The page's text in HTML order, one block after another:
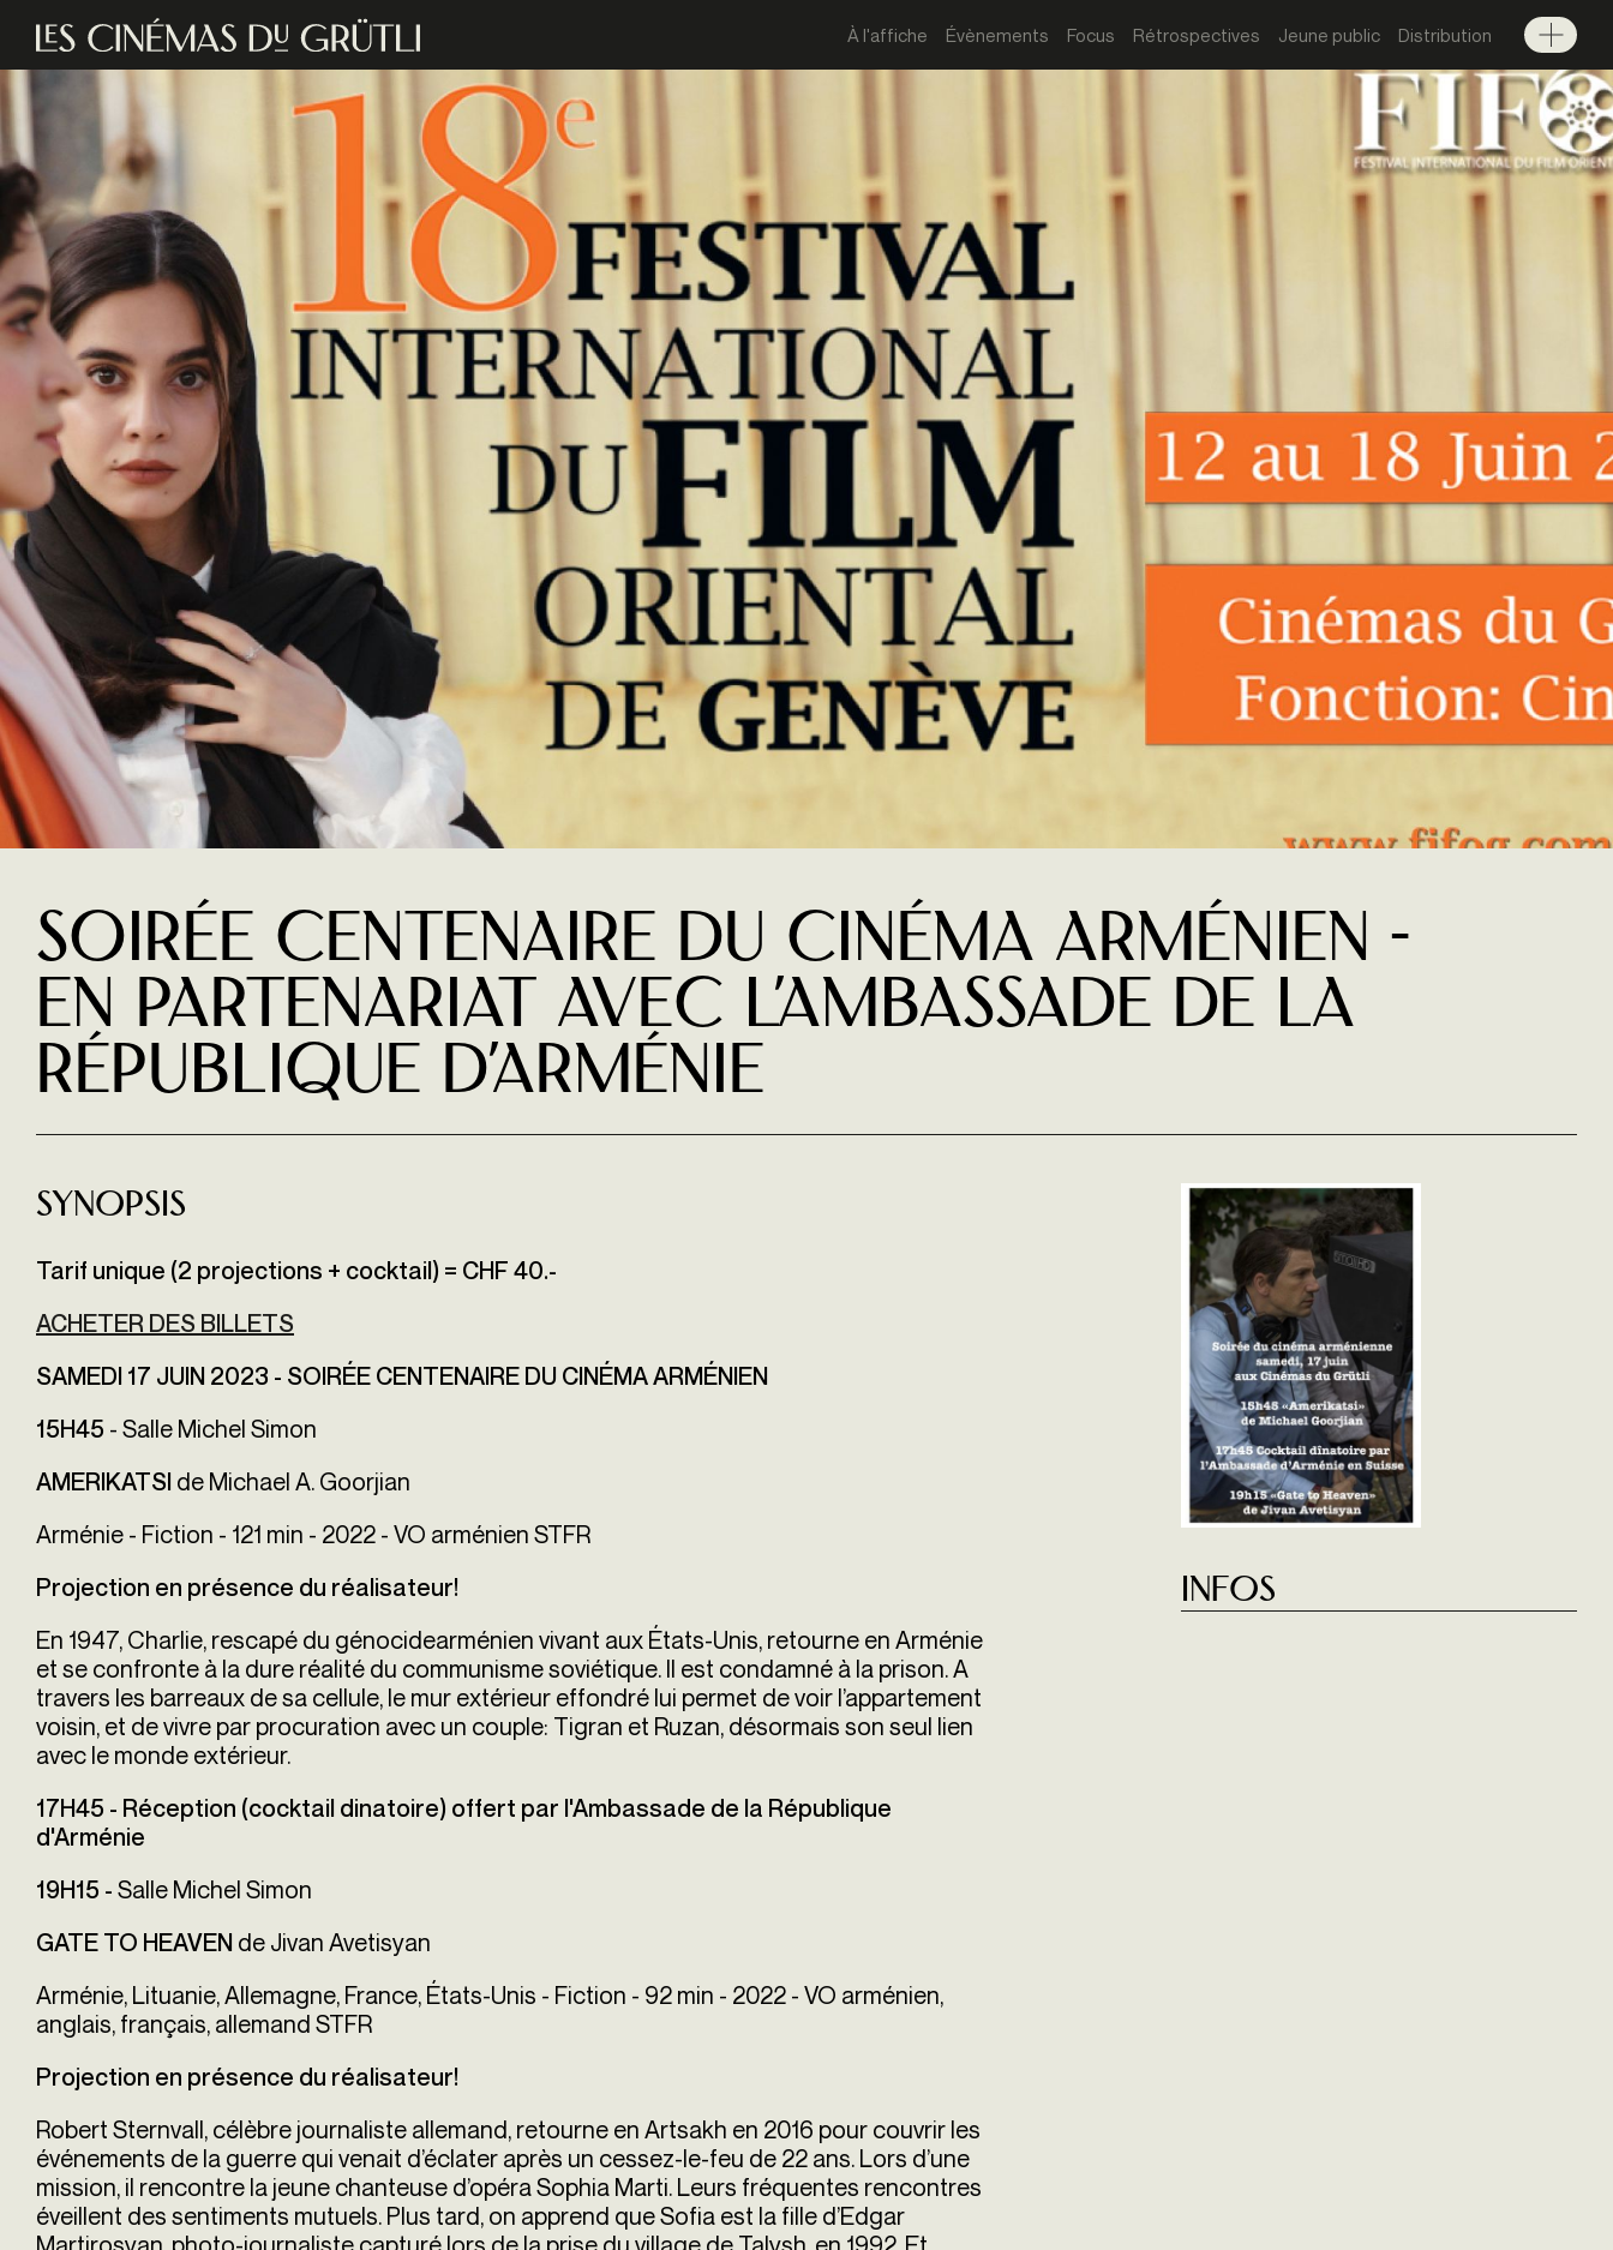
Aller au contenu principal
À l'affiche Évènements Focus Rétrospectives Jeune public Distribution
Menu
Soirée centenaire du cinéma arménien -
En partenariat avec l’Ambassade de la
République d’Arménie
Synopsis
Tarif unique (2 projections + cocktail) = CHF 40.-
ACHETER DES BILLETS
SAMEDI 17 JUIN 2023 - SOIRÉE CENTENAIRE DU CINÉMA ARMÉNIEN
15H45 - Salle Michel Simon
AMERIKATSI de Michael A. Goorjian
Arménie - Fiction - 121 min - 2022 - VO arménien STFR
Projection en présence du réalisateur!
En 1947, Charlie, rescapé du génocidearménien vivant aux États-Unis, retourne en Arménie
et se confronte à la dure réalité du communisme soviétique. Il est condamné à la prison. A
travers les barreaux de sa cellule, le mur extérieur effondré lui permet de voir l’appartement
voisin, et de vivre par procuration avec un couple: Tigran et Ruzan, désormais son seul lien
avec le monde extérieur.
17H45 - Réception (cocktail dinatoire) offert par l'Ambassade de la République
d'Arménie
19H15 - Salle Michel Simon
GATE TO HEAVEN de Jivan Avetisyan
Arménie, Lituanie, Allemagne, France, États-Unis - Fiction - 92 min - 2022 - VO arménien,
anglais, français, allemand STFR
Projection en présence du réalisateur!
Robert Sternvall, célèbre journaliste allemand, retourne en Artsakh en 2016 pour couvrir les
événements de la guerre qui venait d’éclater après un cessez-le-feu de 22 ans. Lors d’une
mission, il rencontre la jeune chanteuse d’opéra Sophia Marti. Leurs fréquentes rencontres
éveillent des sentiments mutuels. Plus tard, on apprend que Sofia est la fille d’Edgar
Infos